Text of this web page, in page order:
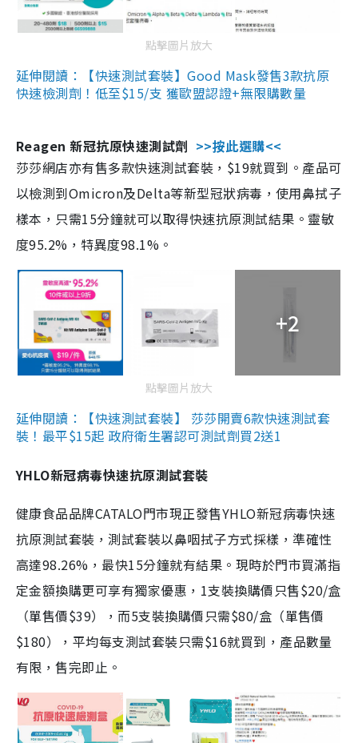
點擊圖片放大
延伸閱讀：【快速測試套裝】Good Mask發售3款抗原
快速檢測劑！低至$15/支 獲歐盟認證+無限購數量
Reagen 新冠抗原快速測試劑 >>按此選購<<
莎莎網店亦有售多款快速測試套裝，$19就買到。產品可
以檢測到Omicron及Delta等新型冠狀病毒，使用鼻拭子
樣本，只需15分鐘就可以取得快速抗原測試結果。靈敏
度95.2%，特異度98.1%。
+2
點擊圖片放大
延伸閱讀：【快速測試套裝】 莎莎開賣6款快速測試套
裝！最平$15起 政府衛生署認可測試劑買2送1
YHLO新冠病毒快速抗原測試套裝
健康食品品牌CATALO門市現正發售YHLO新冠病毒快速
抗原測試套裝，測試套裝以鼻咽拭子方式採樣，準確性
高達98.26%，最快15分鐘就有結果。現時於門市買滿指
定金額換購更可享有獨家優惠，1支裝換購價只售$20/盒
（單售價$39），而5支裝換購價只需$80/盒（單售價
$180），平均每支測試套裝只需$16就買到，產品數量
有限，售完即止。